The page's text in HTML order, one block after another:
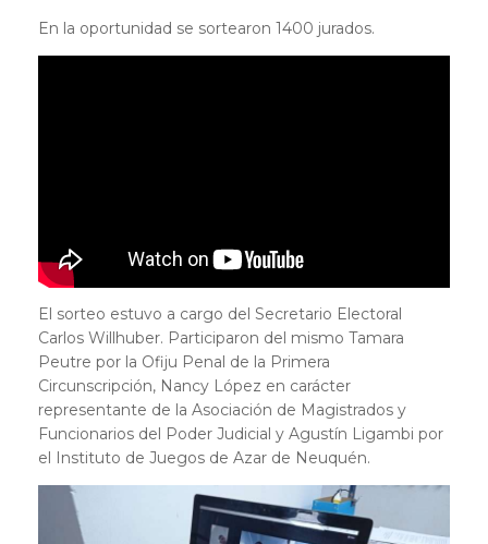
En la oportunidad se sortearon 1400 jurados.
El sorteo estuvo a cargo del Secretario Electoral
Carlos Willhuber. Participaron del mismo Tamara
Peutre por la Ofiju Penal de la Primera
Circunscripción, Nancy López en carácter
representante de la Asociación de Magistrados y
Funcionarios del Poder Judicial y Agustín Ligambi por
el Instituto de Juegos de Azar de Neuquén.